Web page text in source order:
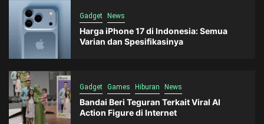
Gadget News
Harga iPhone 17 di Indonesia: Semua
Varian dan Spesifikasinya
Gadget Games Hiburan News
Bandai Beri Teguran Terkait Viral AI
Action Figure di Internet